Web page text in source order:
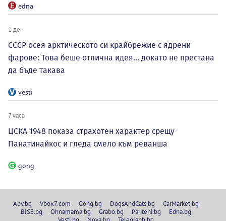
edna
1 ден
СССР осея арктическото си крайбрежие с ядрени
фарове: Това беше отлична идея... докато не престана
да бъде такава
vesti
7 часа
ЦСКА 1948 показа страхотен характер срещу
Панатинайкос и гледа смело към реванша
gong
Abv.bg Vbox7.com Gong.bg DogsAndCats.bg
CarMarket.bg
BISS.bg
Ohnamama.bg Grabo.bg Pariteni.bg
Edna.bg